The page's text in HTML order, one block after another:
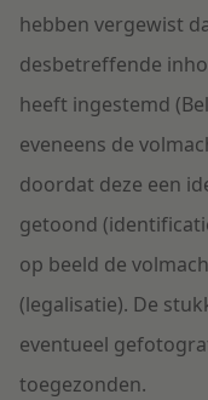
hebben vergewist
desbetreffende
heeft ingestemd
eveneens de
doordat deze een
getoond
op beeld de
(legalisatie). De
eventueel
toegezonden.